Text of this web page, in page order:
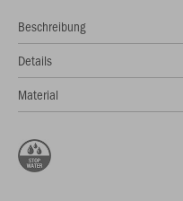
Beschreibung
Details
Material